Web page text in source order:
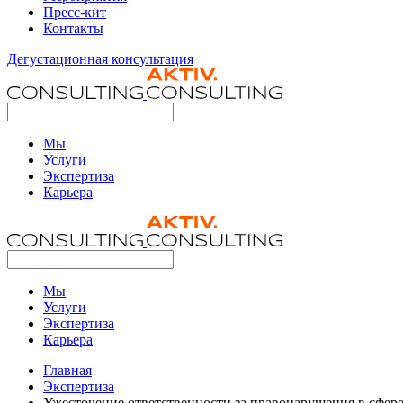
Пресс-кит
Контакты
Дегустационная консультация
Мы
Услуги
Экспертиза
Карьера
Мы
Услуги
Экспертиза
Карьера
Главная
Экспертиза